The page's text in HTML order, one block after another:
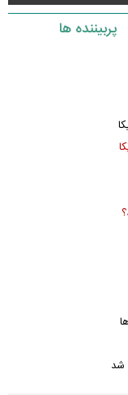
پربیننده ها
شد